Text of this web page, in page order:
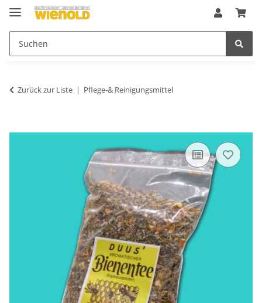
Zurück zur Liste Pflege-& Reinigungsmittel